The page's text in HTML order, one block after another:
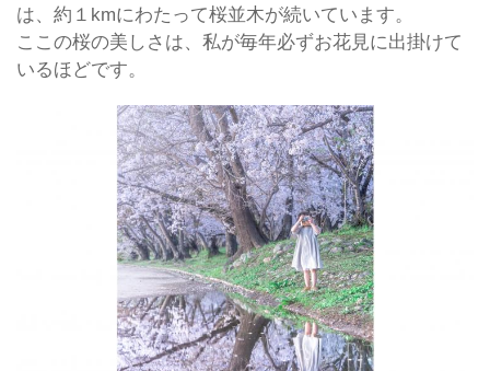
は、約１kmにわたって桜並木が続いています。
ここの桜の美しさは、私が毎年必ずお花見に出掛けて
いるほどです。